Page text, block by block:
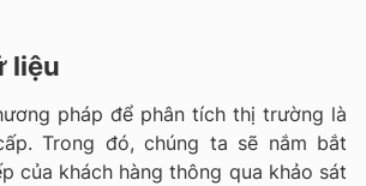
liệu
pháp để phân tích thị trường là
Trong đó, chúng ta sẽ nắm bắt
của khách hàng thông qua khảo sát